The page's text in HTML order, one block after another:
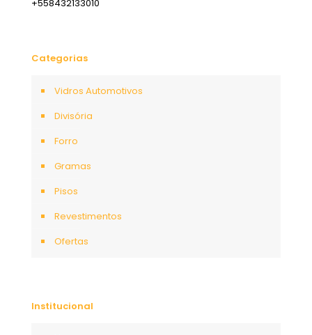
+558432133010
Categorias
Vidros Automotivos
Divisória
Forro
Gramas
Pisos
Revestimentos
Ofertas
Institucional